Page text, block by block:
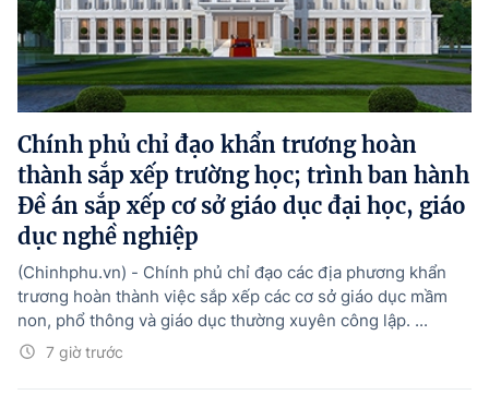
Chính phủ chỉ đạo khẩn trương hoàn
thành sắp xếp trường học; trình ban hành
Đề án sắp xếp cơ sở giáo dục đại học, giáo
dục nghề nghiệp
7 giờ trước
(Chinhphu.vn) - Chính phủ chỉ đạo các địa phương khẩn
trương hoàn thành việc sắp xếp các cơ sở giáo dục mầm
non, phổ thông và giáo dục thường xuyên công lập. ...